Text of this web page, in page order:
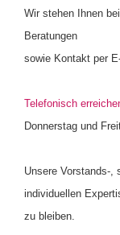
Wir stehen Ihnen
Beratungen
sowie Kontakt per
Telefonisch
Donnerstag und
Unsere Vorstands-,
individuellen
zu bleiben.